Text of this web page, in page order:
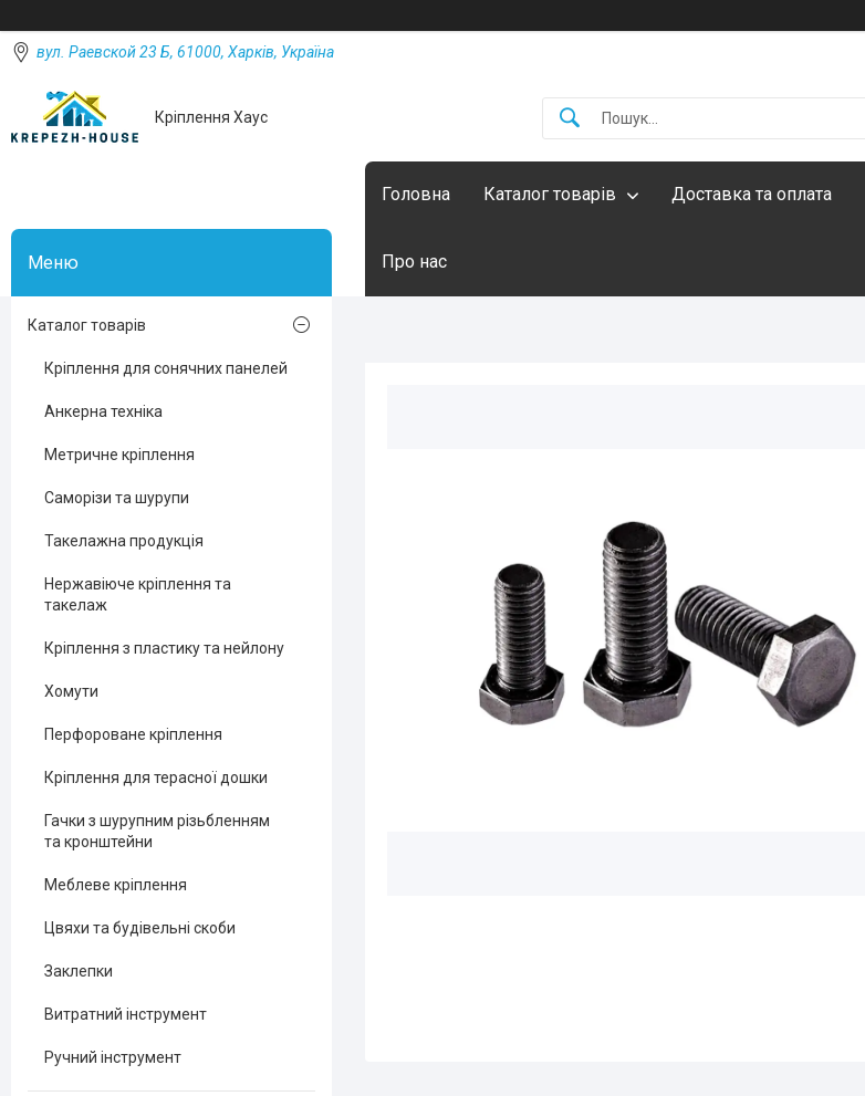
вул. Раевской 23 Б, 61000, Харків, Україна
Кріплення Хаус
Головна Каталог товарів Доставка та оплата
Про нас
Каталог товарів
Кріплення для сонячних панелей
Анкерна техніка
Метричне кріплення
Саморізи та шурупи
Такелажна продукція
Нержавіюче кріплення та
такелаж
Кріплення з пластику та нейлону
Хомути
Перфороване кріплення
Кріплення для терасної дошки
Гачки з шурупним різьбленням
та кронштейни
Меблеве кріплення
Цвяхи та будівельні скоби
Заклепки
Витратний інструмент
Ручний інструмент